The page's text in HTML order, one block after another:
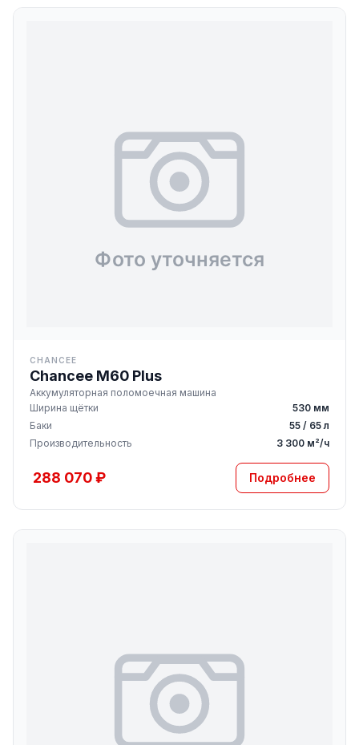
CHANCEE
Chancee M60 Plus
Аккумуляторная поломоечная машина
Ширина щётки
530 мм
Баки
55 / 65 л
Производительность
3 300 м²/ч
288 070 ₽ Подробнее